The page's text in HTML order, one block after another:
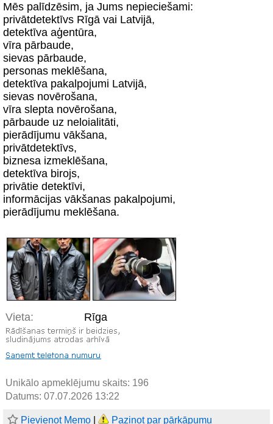
Mēs palīdzēsim, ja Jums nepieciešami:
privātdetektīvs Rīgā vai Latvijā,
detektīva aģentūra,
vīra pārbaude,
sievas pārbaude,
personas meklēšana,
detektīva pakalpojumi Latvijā,
sievas novērošana,
vīra slepta novērošana,
pārbaude uz neloialitāti,
pierādījumu vākšana,
privātdetektīvs,
biznesa izmeklēšana,
detektīva birojs,
privātie detektīvi,
informācijas vākšanas pakalpojumi,
pierādījumu meklēšana.
Vieta: Rīga
Unikālo apmeklējumu skaits: 196
Datums: 07.07.2026 13:22
Pievienot Memo Paziņot par pārkāpumu